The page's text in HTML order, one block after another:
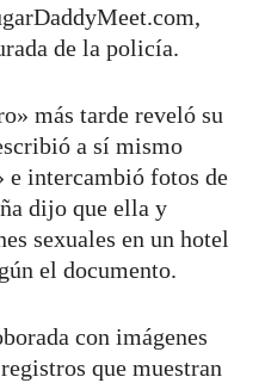
de la policía.
más tarde reveló su
a sí mismo
e intercambió fotos de
dijo que ella y
sexuales en un hotel
el documento.
con imágenes
que muestran